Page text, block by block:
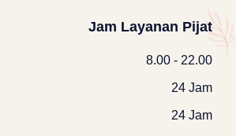
Jam Layanan Pijat
8.00 - 22.00
24 Jam
24 Jam